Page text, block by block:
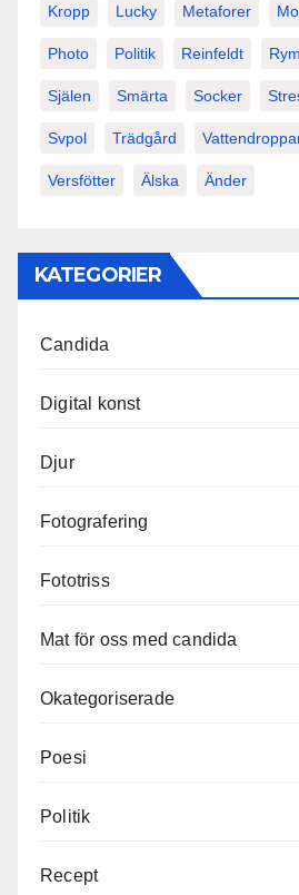
Kropp Lucky Metaforer
Photo Politik Reinfeldt
Själen Smärta Socker
Svpol Trädgård
Versfötter Älska Änder
KATEGORIER
Candida
Digital konst
Djur
Fotografering
Fototriss
Mat för oss med candida
Okategoriserade
Poesi
Politik
Recept